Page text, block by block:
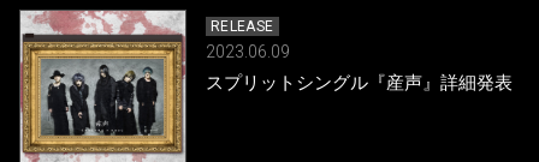
RELEASE
2023.06.09
スプリットシングル『産声』詳細発表